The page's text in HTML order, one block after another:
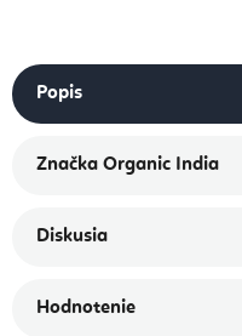
Popis
Značka Organic India
Diskusia
Hodnotenie